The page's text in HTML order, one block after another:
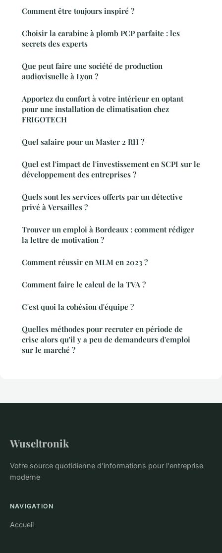
Comment être toujours inspiré ?
Choisir la carabine à plomb PCP parfaite : les
secrets des experts
Que peut faire une société de production
audiovisuelle à Lyon ?
Apportez du confort à votre intérieur en optant
pour une installation de climatisation chez
FRIGOTECH
Quel salaire pour un Master 2 RH ?
Quel est l'impact de l'investissement en SCPI sur le
développement des entreprises ?
Quels sont les services offerts par un détective
privé à Versailles ?
Trouver un emploi à Bordeaux : comment rédiger
la lettre de motivation ?
Comment réussir en MLM en 2023 ?
Comment faire le calcul de la TVA ?
C'est quoi la cohésion d'équipe ?
Quelles méthodes pour recruter en période de
crise alors qu'il y a peu de demandeurs d'emploi
sur le marché ?
Wuseltronik
Votre source quotidienne d'informations pour l'entreprise
moderne
NAVIGATION
Accueil